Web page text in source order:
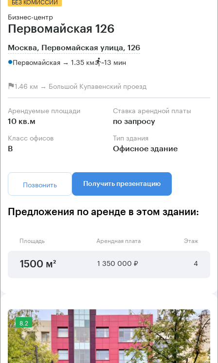
Бизнес-центр
Первомайская 126
Москва, Первомайская улица, 126
Первомайская → 1.35 км ~13 мин
1.46 км → Большой Купавенский проезд
Арендуемые площади
10 кв.м
Ставка арендной платы
по запросу
Класс офисов
B
Тип здания
Офисное здание
Позвонить Получить презентацию
Предложения по аренде в этом здании:
Площадь Арендная плата Этаж
1500 м² 1 350 000 ₽ 4
8.2